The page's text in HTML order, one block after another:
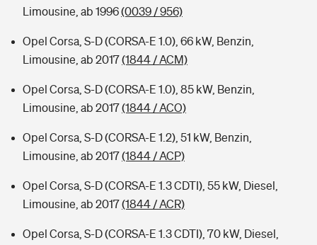
Limousine, ab 1996(0039 / 956)
Opel Corsa, S-D (CORSA-E 1.0), 66 kW, Benzin,
Limousine, ab 2017(1844 / ACM)
Opel Corsa, S-D (CORSA-E 1.0), 85 kW, Benzin,
Limousine, ab 2017(1844 / ACO)
Opel Corsa, S-D (CORSA-E 1.2), 51 kW, Benzin,
Limousine, ab 2017(1844 / ACP)
Opel Corsa, S-D (CORSA-E 1.3 CDTI), 55 kW, Diesel,
Limousine, ab 2017(1844 / ACR)
Opel Corsa, S-D (CORSA-E 1.3 CDTI), 70 kW, Diesel,